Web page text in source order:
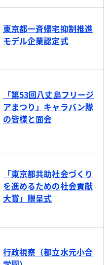
東京都一斉帰宅抑制推進
モデル企業認定式
「第53回八丈島フリージ
アまつり」キャラバン隊
の皆様と面会
「東京都共助社会づくり
を進めるための社会貢献
大賞」贈呈式
行政視察（都立水元小合